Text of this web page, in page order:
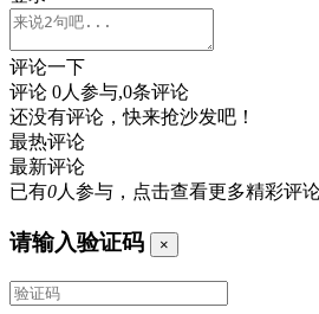
评论一下
评论 0人参与,0条评论
还没有评论，快来抢沙发吧！
最热评论
最新评论
已有0人参与，点击查看更多精彩评
请输入验证码 ×